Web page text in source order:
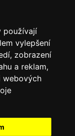
používají
vylepšení
zobrazení
a reklam,
webových